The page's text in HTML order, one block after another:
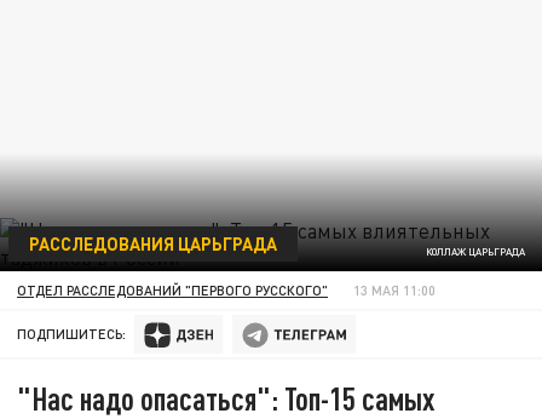
КОЛЛАЖ ЦАРЬГРАДА
РАССЛЕДОВАНИЯ ЦАРЬГРАДА
ОТДЕЛ РАССЛЕДОВАНИЙ "ПЕРВОГО РУССКОГО" 13 МАЯ 11:00
ПОДПИШИТЕСЬ:
"Нас надо опасаться": Топ-15 самых